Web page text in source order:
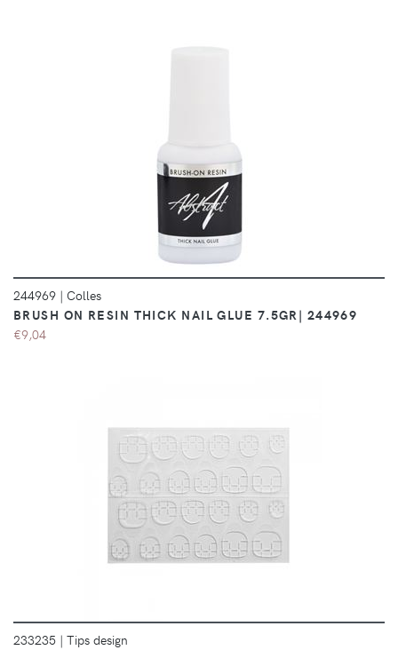
DÉTAILS
244969 | Colles
BRUSH ON RESIN THICK NAIL GLUE 7.5GR| 244969
€9,04
DÉTAILS
233235 | Tips design